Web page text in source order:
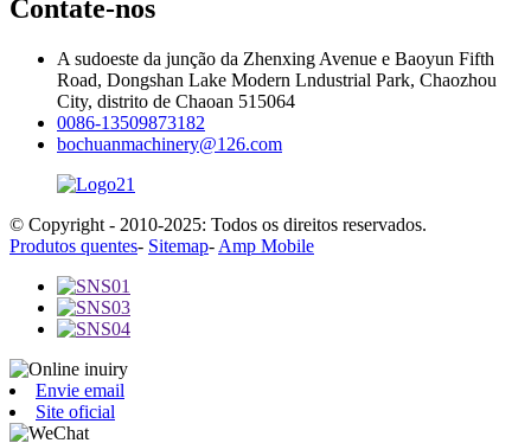
Contate-nos
A sudoeste da junção da Zhenxing Avenue e Baoyun Fifth
Road, Dongshan Lake Modern Lndustrial Park, Chaozhou
City, distrito de Chaoan 515064
0086-13509873182
bochuanmachinery@126.com
© Copyright - 2010-2025: Todos os direitos reservados.
Produtos quentes- Sitemap- Amp Mobile
Envie email
Site oficial